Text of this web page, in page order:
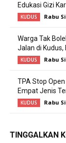
Edukasi Gizi
KUDUS Rabu
Warga Tak
Jalan di
KUDUS Rabu
TPA Stop
Empat Jenis
KUDUS Rabu
TINGGALKAN